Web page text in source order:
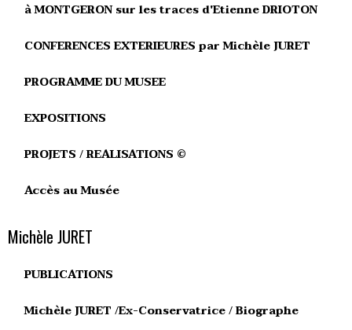
à MONTGERON sur les traces d'Etienne DRIOTON
CONFERENCES EXTERIEURES par Michèle JURET
PROGRAMME DU MUSEE
EXPOSITIONS
PROJETS / REALISATIONS ©
Accès au Musée
Michèle JURET
PUBLICATIONS
Michèle JURET /Ex-Conservatrice / Biographe